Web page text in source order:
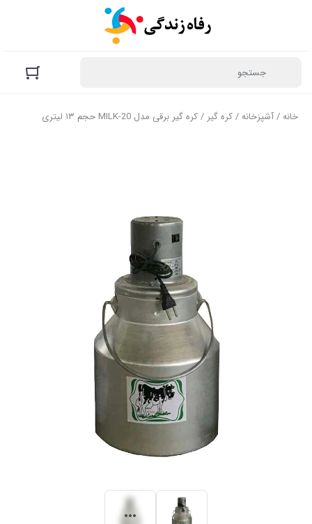
خانه/آشپزخانه/كره گير / کره گیر برقی مدل MILK-20 حجم ۱۳ لیتری